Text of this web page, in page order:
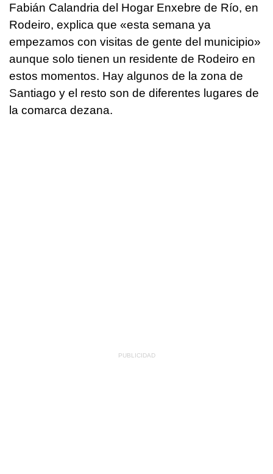
Fabián Calandria del Hogar Enxebre de Río, en
Rodeiro, explica que «esta semana ya
empezamos con visitas de gente del municipio»
aunque solo tienen un residente de Rodeiro en
estos momentos. Hay algunos de la zona de
Santiago y el resto son de diferentes lugares de
la comarca dezana.